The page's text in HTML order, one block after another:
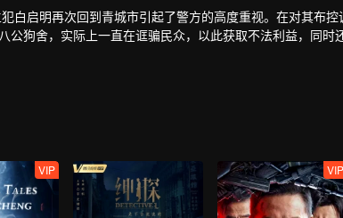
白启明再次回到青城市引起了警方的高度重视。在对其布
公狗舍，实际上一直在诓骗民众，以此获取不法利益，同时
起事端，误食有毒食品的老人小孩激化社会矛盾，而他们
及那莫名消失的流浪汉……在这种种谜团的背后，年轻正义
VIP VIP